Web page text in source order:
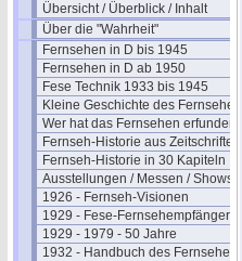
Übersicht / Überblick / Inhalt
Über die "Wahrheit"
Fernsehen in D bis 1945
Fernsehen in D ab 1950
Fese Technik 1933 bis 1945
Kleine Geschichte des Fernsehens
Wer hat das Fernsehen erfunden?
Fernseh-Historie aus Zeitschriften
Fernseh-Historie in 30 Kapiteln
Ausstellungen / Messen / Shows
1926 - Fernseh-Visionen
1929 - Fese-Fernsehempfänger
1929 - 1979 - 50 Jahre
1932 - Handbuch des Fernsehens